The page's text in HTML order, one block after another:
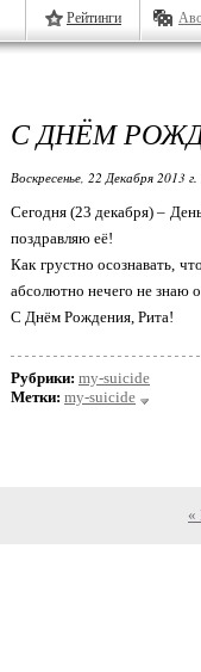
Рейтинги
С ДНЁМ
Воскресенье, 22 Декабря 2013
Сегодня (23 декабря) –
поздравляю её!
Как грустно осознавать,
абсолютно нечего не знаю
С Днём Рождения, Рита!
Рубрики: my-suicide
Метки: my-suicide
«